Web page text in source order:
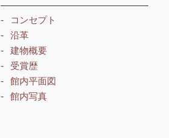
コンセプト
沿革
建物概要
受賞歴
館内平面図
館内写真